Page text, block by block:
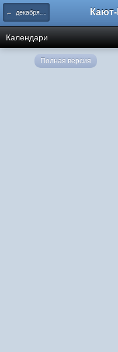
← декабря 2022
Календари
Полная версия